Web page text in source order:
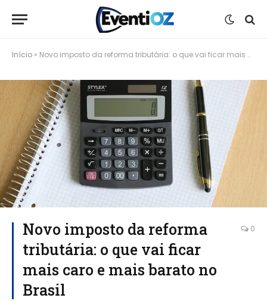
Início » Novo imposto da reforma tributária: o que vai ficar mais caro e mais barato no Brasil
Novo imposto da reforma
tributária: o que vai ficar
mais caro e mais barato no
Brasil
0